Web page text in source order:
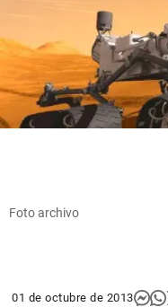
Foto archivo
01 de octubre de 2013